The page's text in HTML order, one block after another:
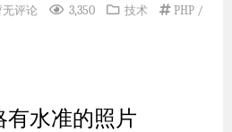
无评论 3,350 技术 PHP /
有水准的照片